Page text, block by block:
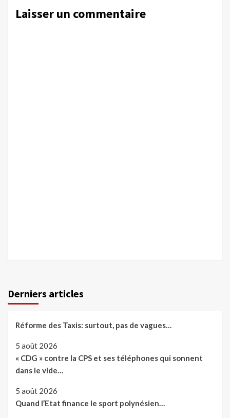
Laisser un commentaire
Derniers articles
Réforme des Taxis: surtout, pas de vagues…
5 août 2026
« CDG » contre la CPS et ses téléphones qui sonnent
dans le vide…
5 août 2026
Quand l’Etat finance le sport polynésien…